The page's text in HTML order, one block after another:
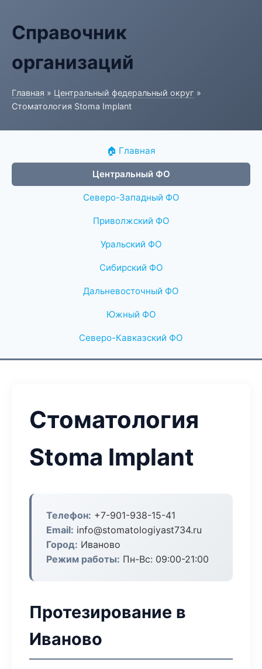
Справочник
организаций
Главная » Центральный федеральный округ »
Стоматология Stoma Implant
🏠 Главная
Центральный ФО
Северо-Западный ФО
Приволжский ФО
Уральский ФО
Сибирский ФО
Дальневосточный ФО
Южный ФО
Северо-Кавказский ФО
Стоматология
Stoma Implant
Телефон: +7-901-938-15-41
Email: info@stomatologiyast734.ru
Город: Иваново
Режим работы: Пн-Вс: 09:00-21:00
Протезирование в
Иваново